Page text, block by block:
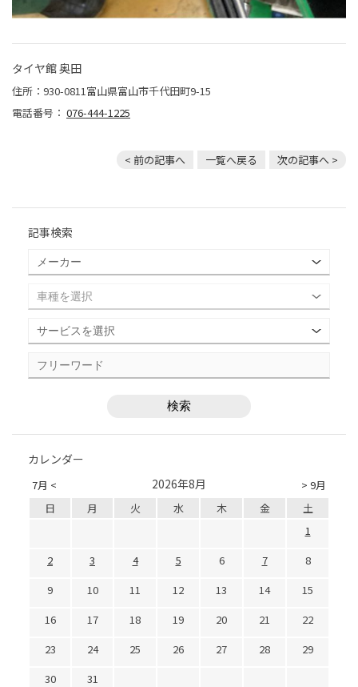
タイヤ館 奥田
住所：930-0811富山県富山市千代田町9-15
電話番号： 076-444-1225
< 前の記事へ 一覧へ戻る 次の記事へ >
記事検索
カレンダー
7月 < > 9月
2026年8月
日 月 火 水 木 金
土
1
2
3 4 5 6 7
8
9
10 11 12 13 14
15
16
17 18 19 20 21
22
23
24 25 26 27 28
29
30
31